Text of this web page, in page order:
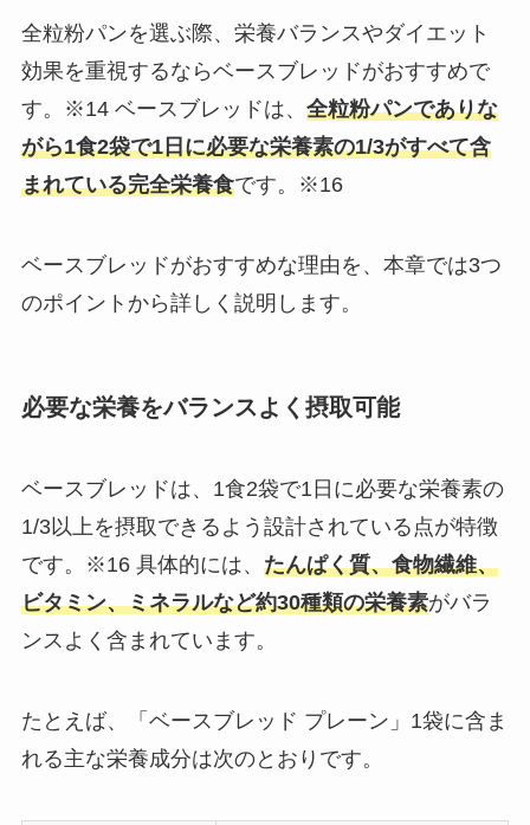
​全粒粉パンを選ぶ際、栄養バランスやダイエット
効果を重視するならベースブレッドがおすすめで
す。※14 ベースブレッドは、 全粒粉パンでありな
がら1食2袋で1日に必要な栄養素の1/3がすべて含
まれている完全栄養食です。※16
ベースブレッドがおすすめな理由を、本章では3つ
のポイントから詳しく説明します。​
必要な栄養をバランスよく摂取可能
ベースブレッドは、1食2袋で1日に必要な栄養素の
1/3以上を摂取できるよう設計されている点が特徴
です。※16​ 具体的には、 たんぱく質、食物繊維、
ビタミン、ミネラルなど約30種類の栄養素がバラ
ンスよく含まれています。​
たとえば、「ベースブレッド プレーン」1袋に含ま
れる主な栄養成分は次のとおりです。​